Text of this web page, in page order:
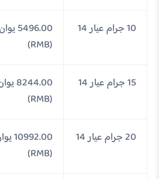
10 جرام عيار 14
(RMB)
15 جرام عيار 14
(RMB)
20 جرام عيار 14
(RMB)